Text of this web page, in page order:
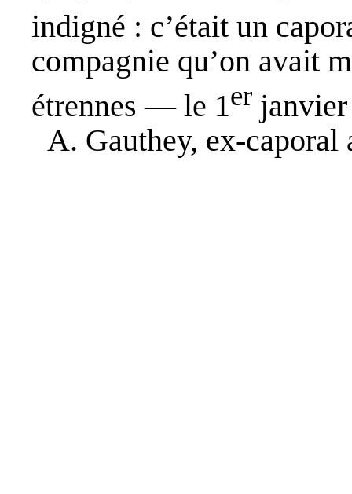
indigné : c’était un
compagnie qu’on avait
étrennes — le 1er
A. Gauthey, ex-caporal